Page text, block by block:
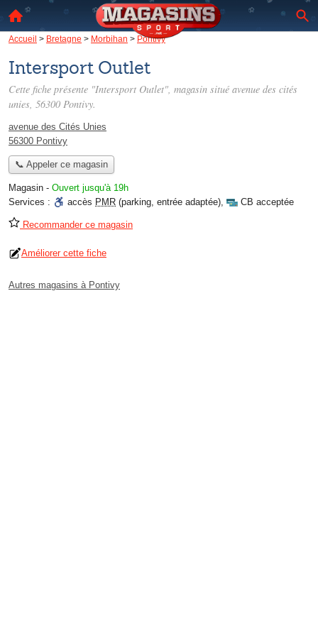
Accueil > Bretagne > Morbihan > Pontivy
Intersport Outlet
Cette fiche présente "Intersport Outlet", magasin situé avenue des cités
unies, 56300 Pontivy.
avenue des Cités Unies
56300 Pontivy
📞 Appeler ce magasin
Magasin - Ouvert jusqu'à 19h
Services :
accès PMR (parking, entrée adaptée), CB acceptée
Recommander ce magasin
Améliorer cette fiche
Autres magasins à Pontivy